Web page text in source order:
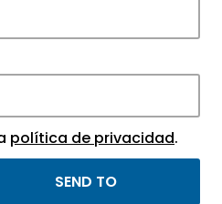
that drive
parks.
ROBÓTICA
política de privacidad.